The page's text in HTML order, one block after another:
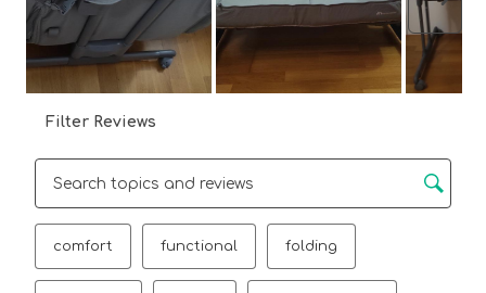
Filter Reviews
comfort functional folding